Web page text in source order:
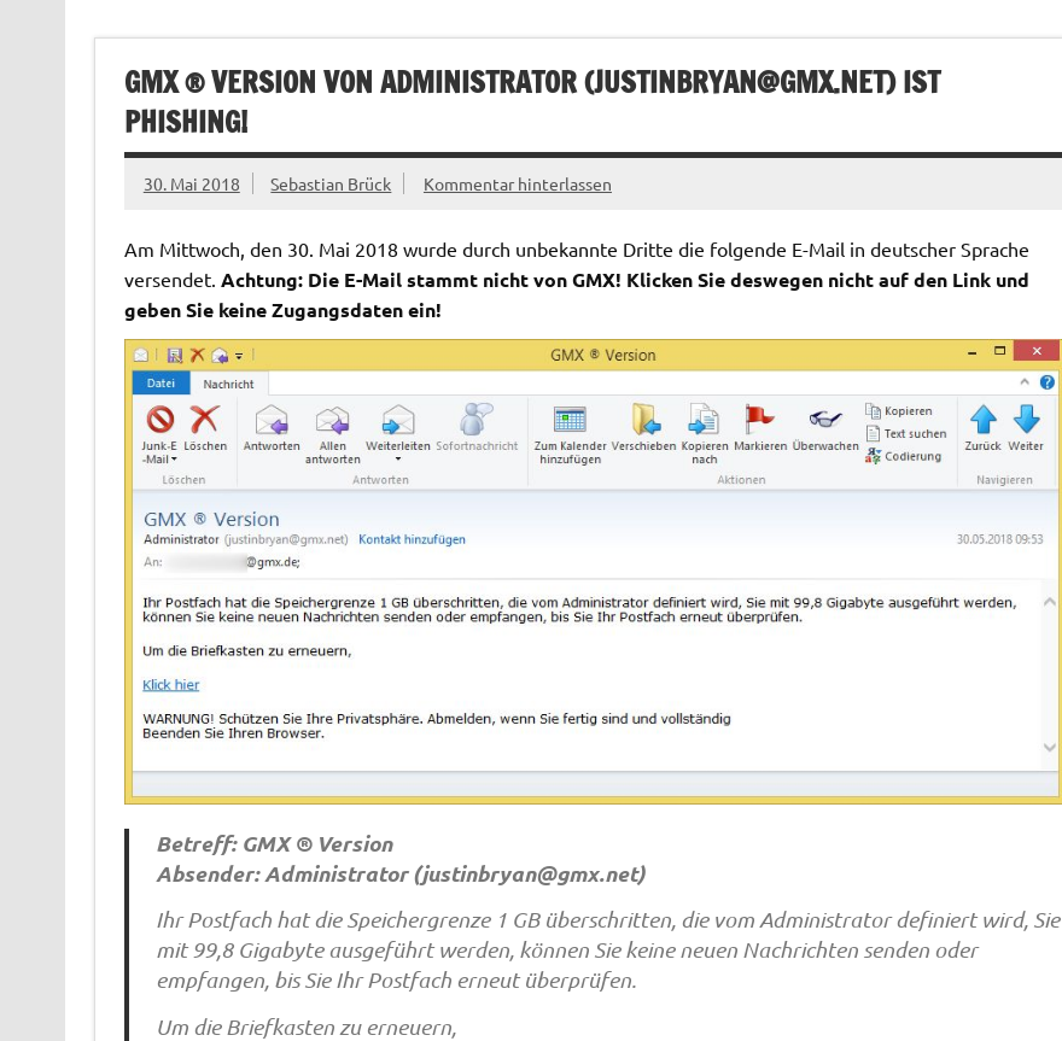
GMX ® VERSION VON ADMINISTRATOR (JUSTINBRYAN@GMX.NET) IST
PHISHING!
30. Mai 2018 Sebastian Brück Kommentar hinterlassen
Am Mittwoch, den 30. Mai 2018 wurde durch unbekannte Dritte die folgende E-Mail in deutscher Sprache
versendet. Achtung: Die E-Mail stammt nicht von GMX! Klicken Sie deswegen nicht auf den Link und
geben Sie keine Zugangsdaten ein!
Betreff: GMX ® Version
Absender: Administrator (justinbryan@gmx.net)
Ihr Postfach hat die Speichergrenze 1 GB überschritten, die vom Administrator definiert wird, Sie
mit 99,8 Gigabyte ausgeführt werden, können Sie keine neuen Nachrichten senden oder
empfangen, bis Sie Ihr Postfach erneut überprüfen.
Um die Briefkasten zu erneuern,